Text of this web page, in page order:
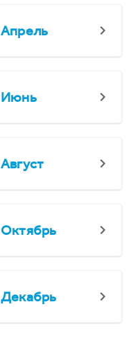
Апрель
Июнь
Август
Октябрь
Декабрь